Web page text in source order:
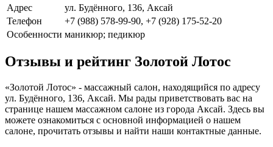
Адрес
ул. Будённого, 136, Аксай
Телефон
+7 (988) 578-99-90, +7 (928) 175-52-20
Особенности маникюр; педикюр
Отзывы и рейтинг Золотой Лотос
«Золотой Лотос» - массажный салон, находящийся по адресу
ул. Будённого, 136, Аксай. Мы рады приветствовать вас на
странице нашем массажном салоне из города Аксай. Здесь вы
можете ознакомиться с основной информацией о нашем
салоне, прочитать отзывы и найти наши контактные данные.